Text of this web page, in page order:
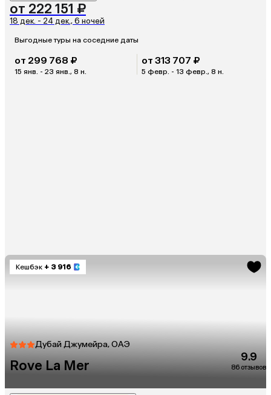
от 222 151 ₽
18 дек. - 24 дек., 6 ночей
Выгодные туры на соседние даты
от 299 768 ₽
15 янв. - 23 янв., 8 н.
от 313 707 ₽
5 февр. - 13 февр., 8 н.
Кешбэк + 3 916
Дубай Джумейра, ОАЭ
Rove La Mer
9.9
86 отзывов